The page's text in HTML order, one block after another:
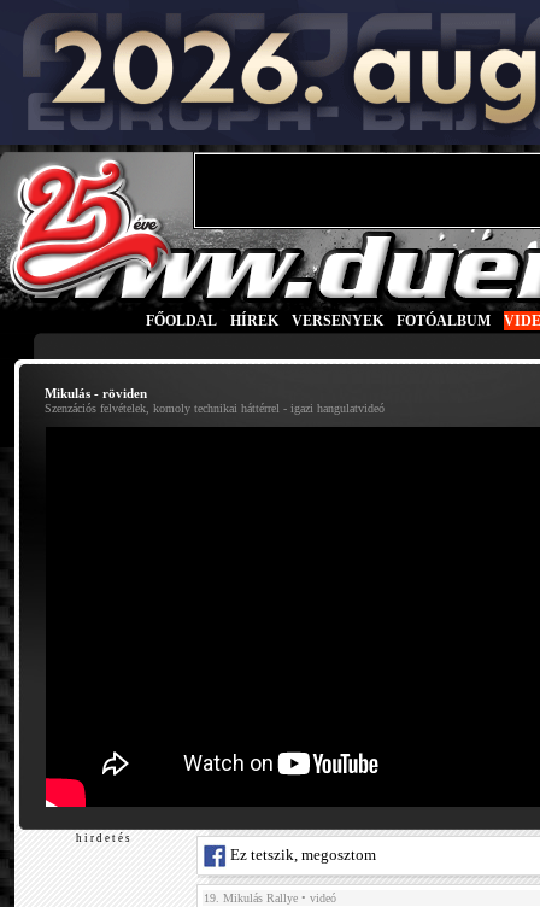
FŐOLDAL HÍREK VERSENYEK FOTÓALBUM
Mikulás - röviden
Szenzációs felvételek, komoly technikai háttérrel - igazi hangulatvideó
h i r d e t é s
Ez tetszik, megosztom
19. Mikulás Rallye • videó